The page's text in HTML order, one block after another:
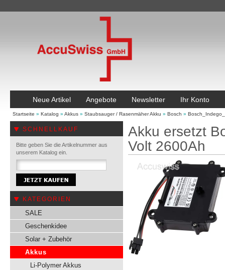
Neue Artikel Angebote Newsletter Ihr Konto
Startseite » Katalog » Akkus » Staubsauger / Rasenmäher Akku » Bosch »
SCHNELLKAUF
Bitte geben Sie die Artikelnummer aus
unserem Katalog ein.
KATEGORIEN
SALE
Geschenkidee
Solar + Zubehör
Akkus
Li-Polymer Akkus
Akku ersetzt
Volt 2600Ah